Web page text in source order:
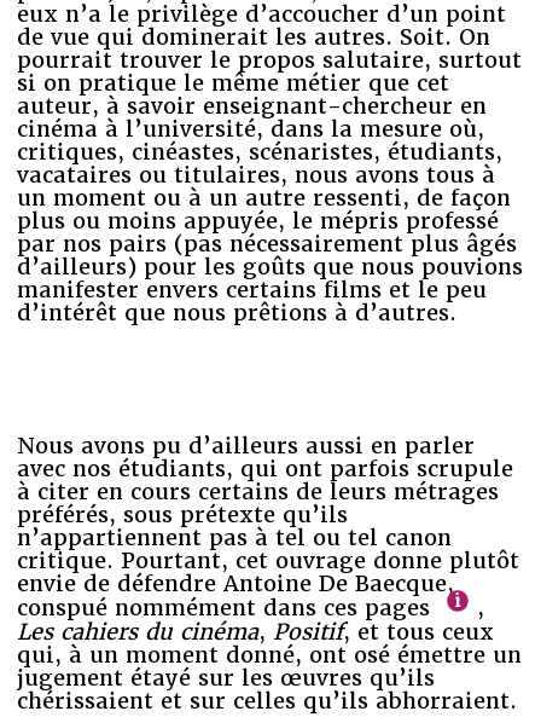
eux n’a le privilège d’accoucher d’un point
de vue qui dominerait les autres. Soit. On
pourrait trouver le propos salutaire, surtout
si on pratique le même métier que cet
auteur, à savoir enseignant-chercheur en
cinéma à l’université, dans la mesure où,
critiques, cinéastes, scénaristes, étudiants,
vacataires ou titulaires, nous avons tous à
un moment ou à un autre ressenti, de façon
plus ou moins appuyée, le mépris professé
par nos pairs (pas nécessairement plus âgés
d’ailleurs) pour les goûts que nous pouvions
manifester envers certains films et le peu
d’intérêt que nous prêtions à d’autres.
Nous avons pu d’ailleurs aussi en parler
avec nos étudiants, qui ont parfois scrupule
à citer en cours certains de leurs métrages
préférés, sous prétexte qu’ils
n’appartiennent pas à tel ou tel canon
critique. Pourtant, cet ouvrage donne plutôt
envie de défendre Antoine De Baecque,
conspué nommément dans ces pages
,
Les cahiers du cinéma, Positif, et tous ceux
qui, à un moment donné, ont osé émettre un
jugement étayé sur les œuvres qu’ils
chérissaient et sur celles qu’ils abhorraient.